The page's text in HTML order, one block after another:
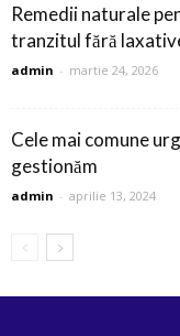
Remedii naturale
tranzitul fără
admin - martie 24, 2026
Cele mai comune
gestionăm
admin - aprilie 13, 2024